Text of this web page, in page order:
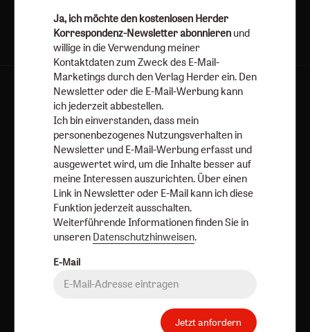
AGB und Widerrufsbelehrung
Datenschutz
Barrierefreiheit
Impressum
Vertrag widerrufen Abo online kündigen
Nach oben
Ja, ich möchte den kostenlosen Herder
Korrespondenz-Newsletter abonnieren und
willige in die Verwendung meiner
Kontaktdaten zum Zweck des E-Mail-
Marketings durch den Verlag Herder ein. Den
Newsletter oder die E-Mail-Werbung kann
ich jederzeit abbestellen.
Ich bin einverstanden, dass mein
personenbezogenes Nutzungsverhalten in
Newsletter und E-Mail-Werbung erfasst und
ausgewertet wird, um die Inhalte besser auf
meine Interessen auszurichten. Über einen
Link in Newsletter oder E-Mail kann ich diese
Funktion jederzeit ausschalten.
Weiterführende Informationen finden Sie in
unseren Datenschutzhinweisen.
E-Mail
Jetzt anfordern